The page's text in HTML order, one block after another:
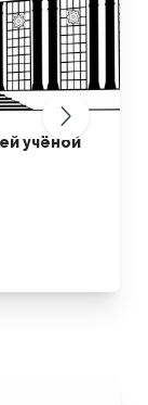
учёной